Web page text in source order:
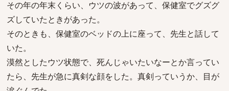
その年の年末くらい、ウツの波があって、保健室でグズグ
ズしていたときがあった。
そのときも、保健室のベッドの上に座って、先生と話して
いた。
漠然としたウツ状態で、死んじゃいたいなーとか言ってい
たら、先生が急に真剣な顔をした。真剣っていうか、目が